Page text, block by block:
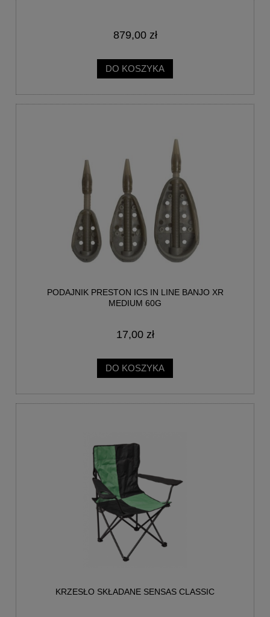
879,00 zł
DO KOSZYKA
PODAJNIK PRESTON ICS IN LINE BANJO XR
MEDIUM 60G
17,00 zł
DO KOSZYKA
KRZESŁO SKŁADANE SENSAS CLASSIC